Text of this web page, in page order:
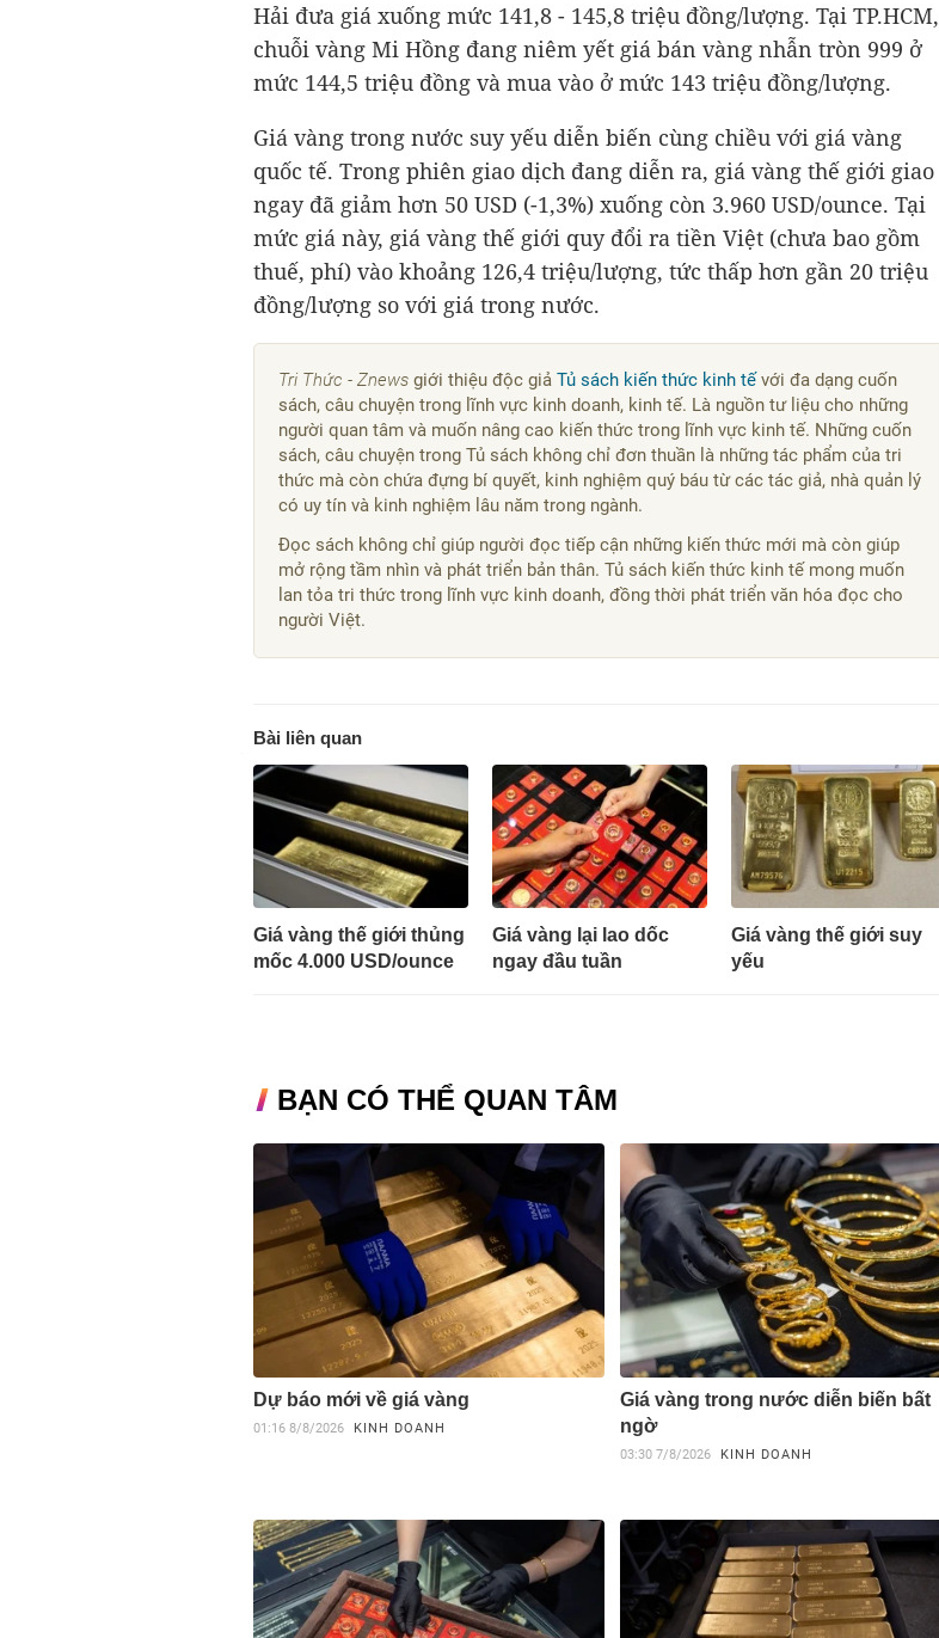
Hải đưa giá xuống mức 141,8 - 145,8 triệu đồng/lượng. Tại TP.HCM,
chuỗi vàng Mi Hồng đang niêm yết giá bán vàng nhẫn tròn 999 ở
mức 144,5 triệu đồng và mua vào ở mức 143 triệu đồng/lượng.
Giá vàng trong nước suy yếu diễn biến cùng chiều với giá vàng
quốc tế. Trong phiên giao dịch đang diễn ra, giá vàng thế giới giao
ngay đã giảm hơn 50 USD (-1,3%) xuống còn 3.960 USD/ounce. Tại
mức giá này, giá vàng thế giới quy đổi ra tiền Việt (chưa bao gồm
thuế, phí) vào khoảng 126,4 triệu/lượng, tức thấp hơn gần 20 triệu
đồng/lượng so với giá trong nước.
Tri Thức - Znews giới thiệu độc giả Tủ sách kiến thức kinh tếvới đa dạng cuốn
sách, câu chuyện trong lĩnh vực kinh doanh, kinh tế. Là nguồn tư liệu cho những
người quan tâm và muốn nâng cao kiến thức trong lĩnh vực kinh tế. Những cuốn
sách, câu chuyện trong Tủ sách không chỉ đơn thuần là những tác phẩm của tri
thức mà còn chứa đựng bí quyết, kinh nghiệm quý báu từ các tác giả, nhà quản lý
có uy tín và kinh nghiệm lâu năm trong ngành.
Đọc sách không chỉ giúp người đọc tiếp cận những kiến thức mới mà còn giúp
mở rộng tầm nhìn và phát triển bản thân. Tủ sách kiến thức kinh tế mong muốn
lan tỏa tri thức trong lĩnh vực kinh doanh, đồng thời phát triển văn hóa đọc cho
người Việt.
Bài liên quan
Giá vàng thế giới thủng
mốc 4.000 USD/ounce
Giá vàng lại lao dốc
ngay đầu tuần
Giá vàng thế giới suy
yếu
BẠN CÓ THỂ QUAN TÂM
Dự báo mới về giá vàng
01:16 8/8/2026 KINH DOANH
Giá vàng trong nước diễn biến bất
ngờ
03:30 7/8/2026 KINH DOANH